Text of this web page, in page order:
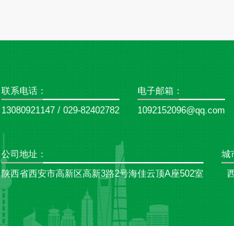
联系电话：
13080921147 / 029-82402782
电子邮箱：
1092152096@qq.com
公司地址：
陕西省西安市高新区高新3路2号海佳云顶A座502室
城